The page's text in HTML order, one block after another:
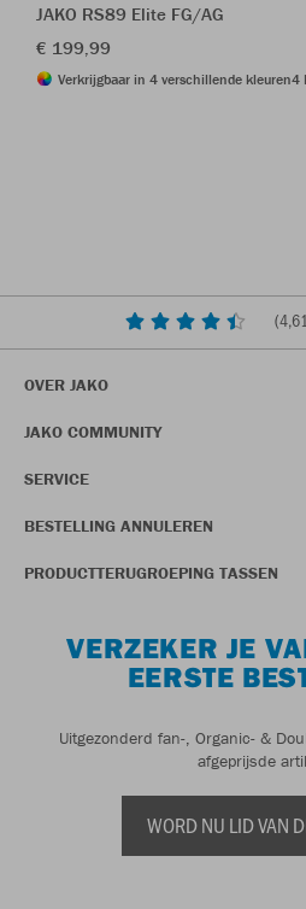
JAKO RS89 Elite FG/AG
€ 199,99
Verkrijgbaar in 4 verschillende kleuren4
(4,61
OVER JAKO
JAKO COMMUNITY
SERVICE
BESTELLING ANNULEREN
PRODUCTTERUGROEPING TASSEN
VERZEKER JE
EERSTE
Uitgezonderd fan-, Organic- &
afgeprijsde
WORD NU LID VAN